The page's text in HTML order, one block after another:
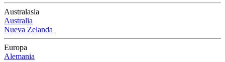
Australasia
Australia
Nueva Zelanda
Europa
Alemania